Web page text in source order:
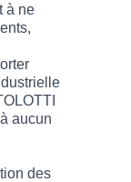
à ne
aucun
des